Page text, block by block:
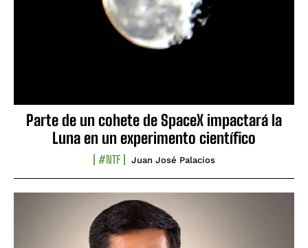
Parte de un cohete de SpaceX impactará la
Luna en un experimento científico
#NTF Juan José Palacios